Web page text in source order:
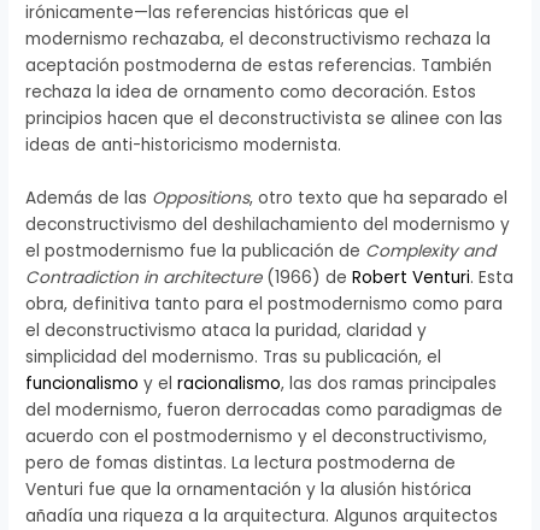
irónicamente—las referencias históricas que el
modernismo rechazaba, el deconstructivismo rechaza la
aceptación postmoderna de estas referencias. También
rechaza la idea de ornamento como decoración. Estos
principios hacen que el deconstructivista se alinee con las
ideas de anti-historicismo modernista.
Además de las Oppositions, otro texto que ha separado el
deconstructivismo del deshilachamiento del modernismo y
el postmodernismo fue la publicación de Complexity and
Contradiction in architecture(1966) deRobert Venturi. Esta
obra, definitiva tanto para el postmodernismo como para
el deconstructivismo ataca la puridad, claridad y
simplicidad del modernismo. Tras su publicación, el
funcionalismo y elracionalismo, las dos ramas principales
del modernismo, fueron derrocadas como paradigmas de
acuerdo con el postmodernismo y el deconstructivismo,
pero de fomas distintas. La lectura postmoderna de
Venturi fue que la ornamentación y la alusión histórica
añadía una riqueza a la arquitectura. Algunos arquitectos